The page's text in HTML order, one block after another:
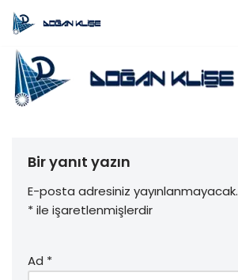
geç
Bir yanıt yazın
E-posta adresiniz yayınlanmayacak.
*ile işaretlenmişlerdir
Ad *